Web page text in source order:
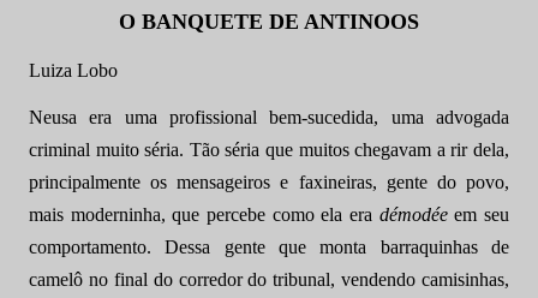
O BANQUETE DE ANTINOOS
Luiza Lobo
Neusa era uma profissional bem-sucedida, uma advogada
criminal muito séria. Tão séria que muitos chegavam a rir dela,
principalmente os mensageiros e faxineiras, gente do povo,
mais moderninha, que percebe como ela era démodéeem seu
comportamento. Dessa gente que monta barraquinhas de
camelô no final do corredor do tribunal, vendendo camisinhas,